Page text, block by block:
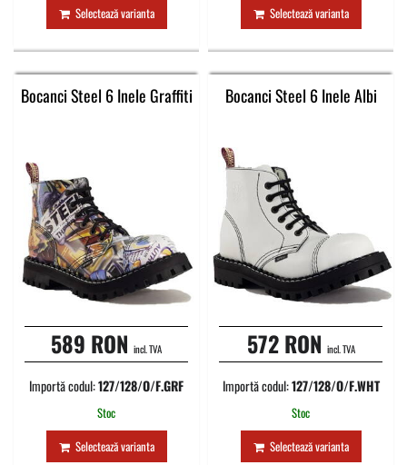
Selectează varianta
Selectează varianta
Bocanci Steel 6 Inele Graffiti
589 RON incl. TVA
Importă codul:127/128/O/F.GRF
Stoc
Selectează varianta
Bocanci Steel 6 Inele Albi
572 RON incl. TVA
Importă codul:127/128/O/F.WHT
Stoc
Selectează varianta